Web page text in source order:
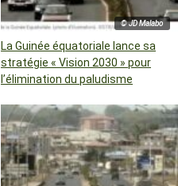
© JD Malabo
La Guinée équatoriale lance sa
stratégie « Vision 2030 » pour
l’élimination du paludisme